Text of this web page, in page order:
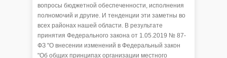
вопросы бюджетной обеспеченности, исполнения
полномочий и другие. И тенденции эти заметны во
всех районах нашей области. В результате
принятия Федерального закона от 1.05.2019 № 87-
ФЗ "О внесении изменений в Федеральный закон
"Об общих принципах организации местного